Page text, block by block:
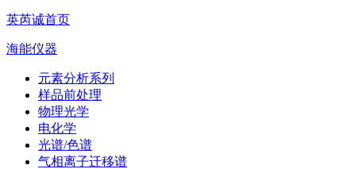
英芮诚首页
海能仪器
元素分析系列
样品前处理
物理光学
电化学
光谱/色谱
气相离子迁移谱